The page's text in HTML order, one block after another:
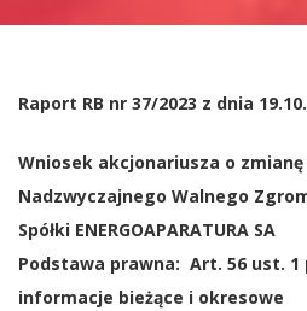
Raport RB nr 37/2023 z dnia
Wniosek akcjonariusza o
Nadzwyczajnego Walnego
Spółki ENERGOAPARATURA SA
Podstawa prawna: Art. 56 ust.
informacje bieżące i okresowe